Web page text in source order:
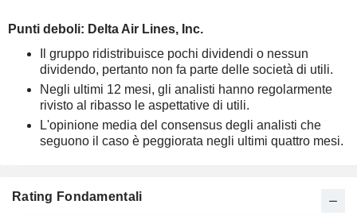
Punti deboli: Delta Air Lines, Inc.
Il gruppo ridistribuisce pochi dividendi o nessun
dividendo, pertanto non fa parte delle società di utili.
Negli ultimi 12 mesi, gli analisti hanno regolarmente
rivisto al ribasso le aspettative di utili.
L'opinione media del consensus degli analisti che
seguono il caso è peggiorata negli ultimi quattro mesi.
Rating Fondamentali